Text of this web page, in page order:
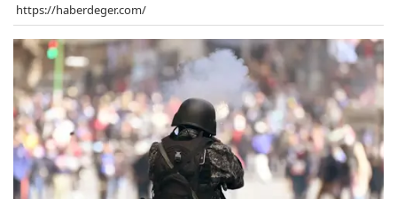
https://haberdeger.com/